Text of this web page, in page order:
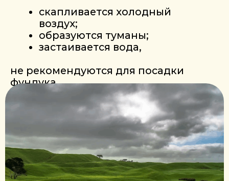
ТЕЛЕФОН
Адрес
ПОЧТА
Республика Беларусь, Минская обл.,
Молодечненский р-н, с/с Городиловский
д. Городилово, ул. Центральная, д. 3а
Время работы:
Пн - Пт с 9:00 до 18:00
Вязовецкий сад, Молодечненский район,
Координаты: 54.275529, 26.825206
fundukecowebsite@gmail.com